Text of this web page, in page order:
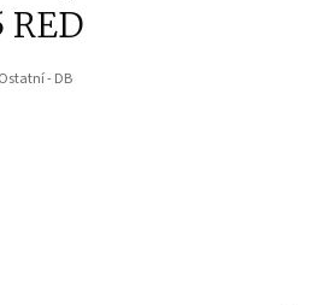
RED
Ostatní - DB